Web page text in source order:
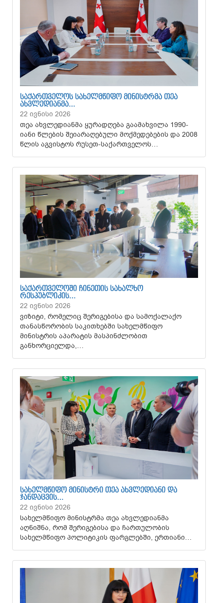
ᲡᲐᲥᲐᲠᲗᲕᲔᲚᲝᲡ ᲡᲐᲮᲔᲚᲛᲬᲘᲤᲝ ᲛᲘᲜᲘᲡᲢᲠᲛᲐ ᲗᲔᲐ
ᲐᲮᲕᲚᲔᲓᲘᲐᲜᲛᲐ…
22 ივნისი 2026
თეა ახვლედიანმა ყურადღება გაამახვილა 1990-
იანი წლების შეიარაღებული მოქმედებების და 2008
წლის აგვისტოს რუსეთ-საქართველოს…
ᲡᲐᲥᲐᲠᲗᲕᲔᲚᲝᲨᲘ ᲩᲘᲜᲔᲗᲘᲡ ᲡᲐᲮᲐᲚᲮᲝ
ᲠᲔᲡᲞᲣᲑᲚᲘᲙᲘᲡ…
22 ივნისი 2026
ვიზიტი, რომელიც შერიგებისა და სამოქალაქო
თანასწორობის საკითხებში სახელმწიფო
მინისტრის აპარატის მასპინძლობით
განხორციელდა,…
ᲡᲐᲮᲔᲚᲛᲬᲘᲤᲝ ᲛᲘᲜᲘᲡᲢᲠᲘ ᲗᲔᲐ ᲐᲮᲕᲚᲔᲓᲘᲐᲜᲘ ᲓᲐ
ᲯᲐᲜᲓᲐᲪᲕᲘᲡ…
22 ივნისი 2026
სახელმწიფო მინისტრმა თეა ახვლედიანმა
აღნიშნა, რომ შერიგებისა და ჩართულობის
სახელმწიფო პოლიტიკის ფარგლებში, ერთიანი…